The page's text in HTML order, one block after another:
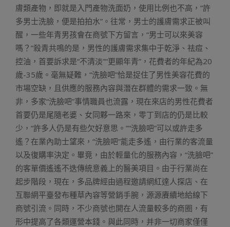
膚類產物，即就是入門產物洗面奶，使用比例也不高，“許
多男士洗臉，便是拍拍水”。往常，男士的護膚需求正被叫
醒，一些年青男孩會在商號下方留言，“男士可以來美容
嗎？”殺青共鳴的是，男性的護膚需求集中于乾淨、祛痘、
控油，首要訴求是“不清淡”“更顯年青”，花費者的年紀為20
歲-35歲。毫無疑難，“洗臉吧”恰是捉住了男性美容花費的
市場空缺，且供應的服務內容與潛在群體的需求一致。無
非，多家“洗臉吧”事情職員也流露，現在來店的男性花費者
首要仍是尾隨老婆、女同夥一路來，零丁到店的仍是比較
少，“許多人仍是有些欠好意思。”“洗臉吧”可以或許走多
遙？在業內助士望來，“洗臉吧”能走多遙，由行業的客流量
以及復購率決定。畢竟，由於輕量化的服務內容，“洗臉吧”
的客單價遙遙不迭傳統意義上的醫美項目。由于行業尚在
起步階段，現在，多品牌經由過程邀請網紅達人探店、在
互聯網平臺發布種草內容等營銷手腕，源源賡續地給線下
商號引流。同時，不少商號也開在人流量較多的商圈，有
形中提高了各類運營本錢。與此同時，并非一切商家僅僅